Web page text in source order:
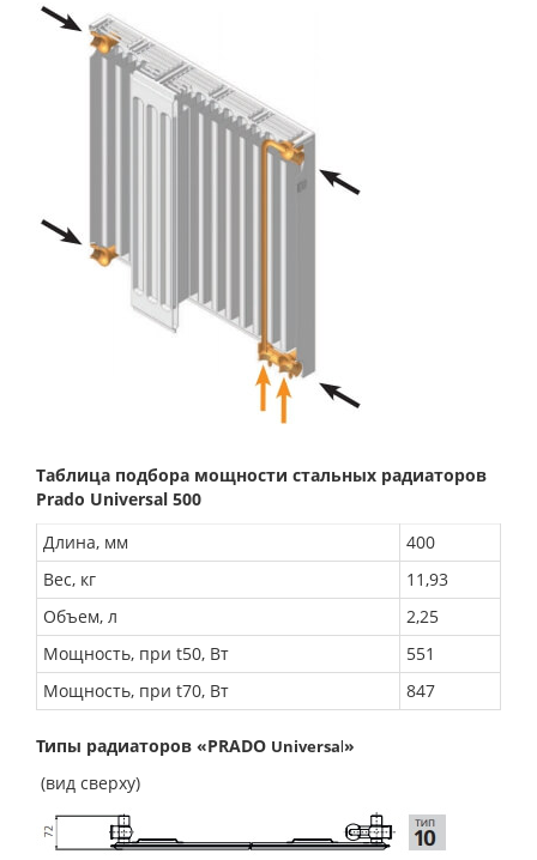
Таблица подбора мощности стальных радиаторов
Prado Universal 500
Длина, мм
400
Вес, кг
11,93
Объем, л
2,25
Мощность, при t50, Вт
551
Мощность, при t70, Вт
847
Типы радиаторов «PRADO Universal»
(вид сверху)